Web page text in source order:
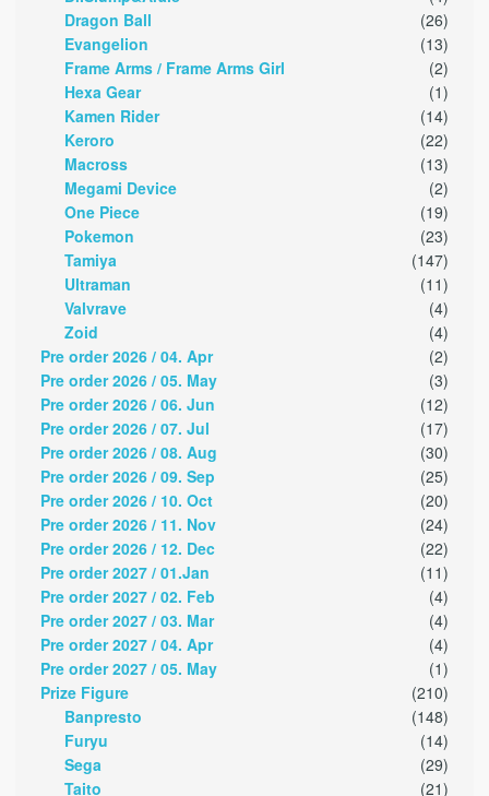
Dragon Ball
(26)
Evangelion
(13)
Frame Arms / Frame Arms Girl
(2)
Hexa Gear
(1)
Kamen Rider
(14)
Keroro
(22)
Macross
(13)
Megami Device
(2)
One Piece
(19)
Pokemon
(23)
Tamiya
(147)
Ultraman
(11)
Valvrave
(4)
Zoid
(4)
Pre order 2026 / 04. Apr
(2)
Pre order 2026 / 05. May
(3)
Pre order 2026 / 06. Jun
(12)
Pre order 2026 / 07. Jul
(17)
Pre order 2026 / 08. Aug
(30)
Pre order 2026 / 09. Sep
(25)
Pre order 2026 / 10. Oct
(20)
Pre order 2026 / 11. Nov
(24)
Pre order 2026 / 12. Dec
(22)
Pre order 2027 / 01.Jan
(11)
Pre order 2027 / 02. Feb
(4)
Pre order 2027 / 03. Mar
(4)
Pre order 2027 / 04. Apr
(4)
Pre order 2027 / 05. May
(1)
Prize Figure
(210)
Banpresto
(148)
Furyu
(14)
Sega
(29)
Taito
(21)